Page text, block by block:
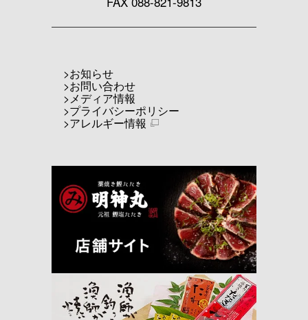
お知らせ
お問い合わせ
メディア情報
プライバシーポリシー
アレルギー情報